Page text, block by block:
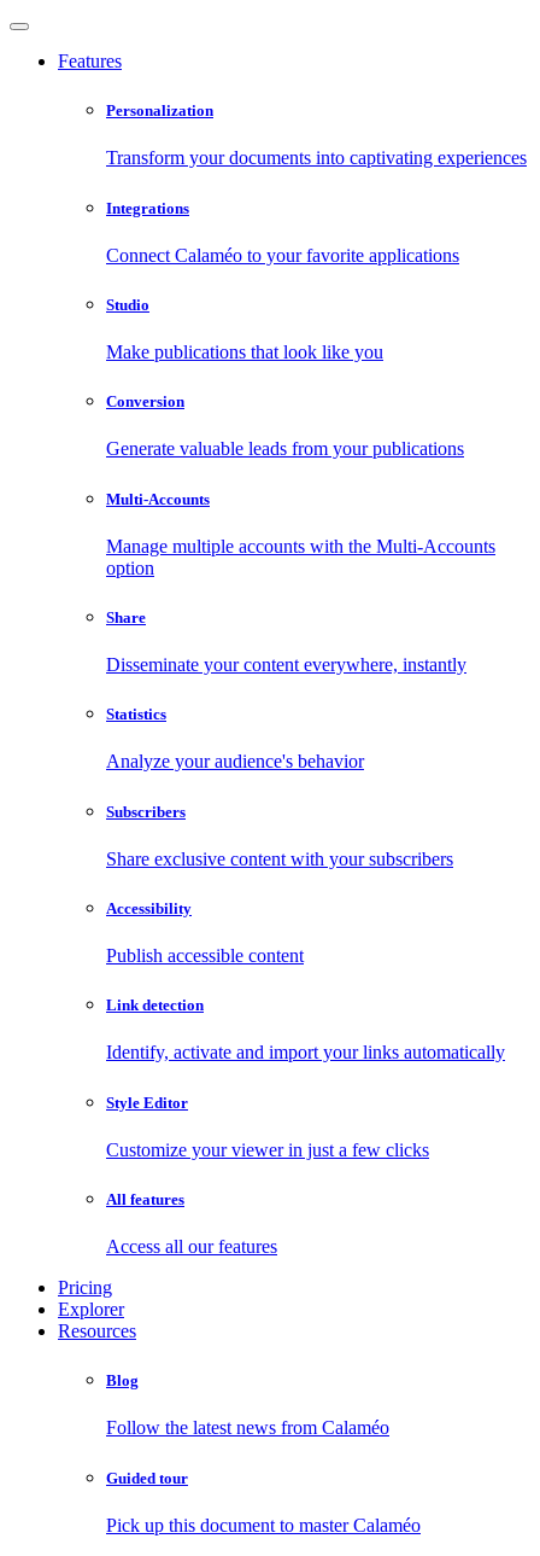
Features
Personalization
Transform your documents into captivating experiences
Integrations
Connect Calaméo to your favorite applications
Studio
Make publications that look like you
Conversion
Generate valuable leads from your publications
Multi-Accounts
Manage multiple accounts with the Multi-Accounts
option
Share
Disseminate your content everywhere, instantly
Statistics
Analyze your audience's behavior
Subscribers
Share exclusive content with your subscribers
Accessibility
Publish accessible content
Link detection
Identify, activate and import your links automatically
Style Editor
Customize your viewer in just a few clicks
All features
Access all our features
Pricing
Explorer
Resources
Blog
Follow the latest news from Calaméo
Guided tour
Pick up this document to master Calaméo